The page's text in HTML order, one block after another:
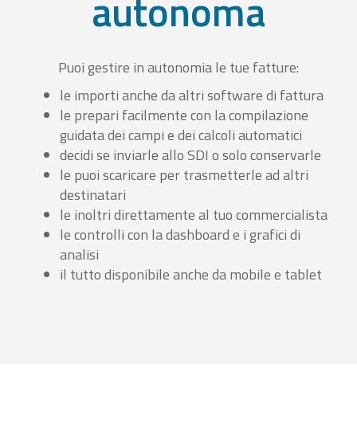
Puoi gestire in autonomia le tue fatture:
le importi anche da altri software di fattura
le prepari facilmente con la compilazione
guidata dei campi e dei calcoli automatici
decidi se inviarle allo SDI o solo conservarle
le puoi scaricare per trasmetterle ad altri
destinatari
le inoltri direttamente al tuo commercialista
le controlli con la dashboard e i grafici di
analisi
il tutto disponibile anche da mobile e tablet